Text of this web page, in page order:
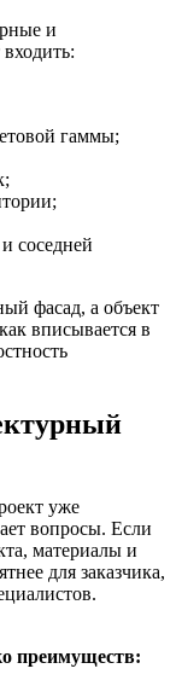
и
гаммы;
соседней
фасад, а объект
вписывается в
уже
вопросы. Если
материалы и
для заказчика,
преимуществ: